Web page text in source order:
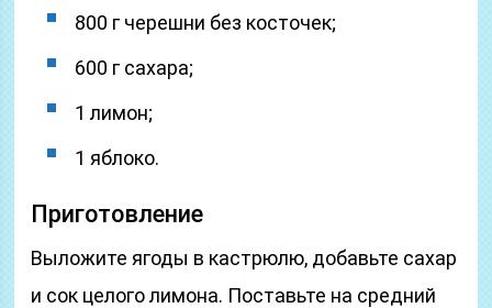
800 г черешни без косточек;
600 г сахара;
1 лимон;
1 яблоко.
Приготовление
Выложите ягоды в кастрюлю, добавьте сахар
и сок целого лимона. Поставьте на средний